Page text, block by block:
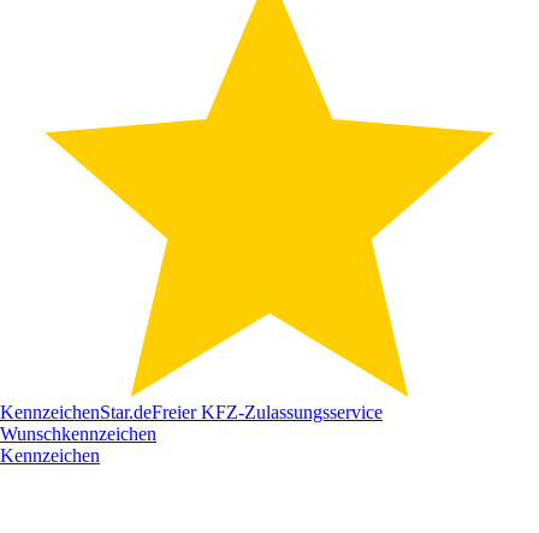
KennzeichenStar.deFreier KFZ-Zulassungsservice
Wunschkennzeichen
Kennzeichen